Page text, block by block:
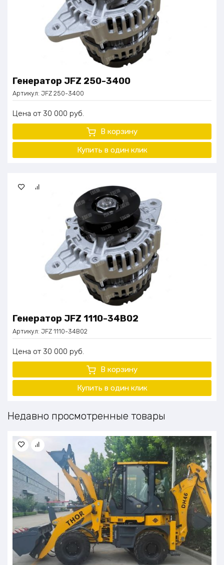
Генератор JFZ 250-3400
Артикул: JFZ 250-3400
Цена 30 000 руб.
В корзину
Купить в один клик
Генератор JFZ 1110-34B02
Артикул: JFZ 1110-34B02
Цена 30 000 руб.
В корзину
Купить в один клик
Недавно просмотренные товары